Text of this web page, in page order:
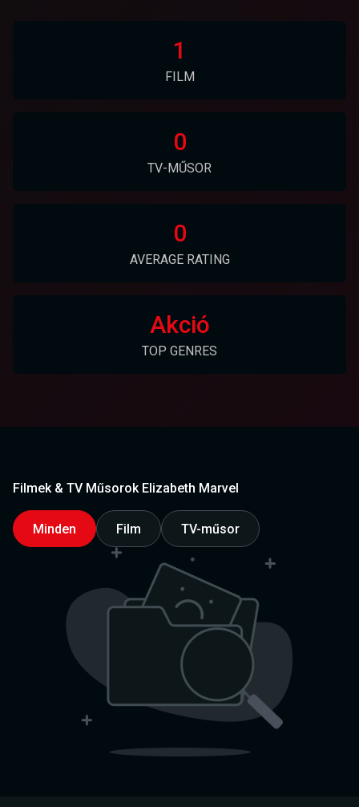
1
FILM
0
TV-MŰSOR
0
AVERAGE RATING
Akció
TOP GENRES
Filmek & TV Műsorok Elizabeth Marvel
Minden Film TV-műsor